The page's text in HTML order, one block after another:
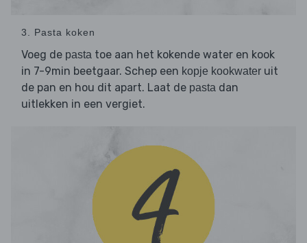
3. Pasta koken
Voeg de pasta toe aan het kokende water en kook
in 7-9min beetgaar. Schep een kopje kookwater uit
de pan en hou dit apart. Laat de pasta dan
uitlekken in een vergiet.